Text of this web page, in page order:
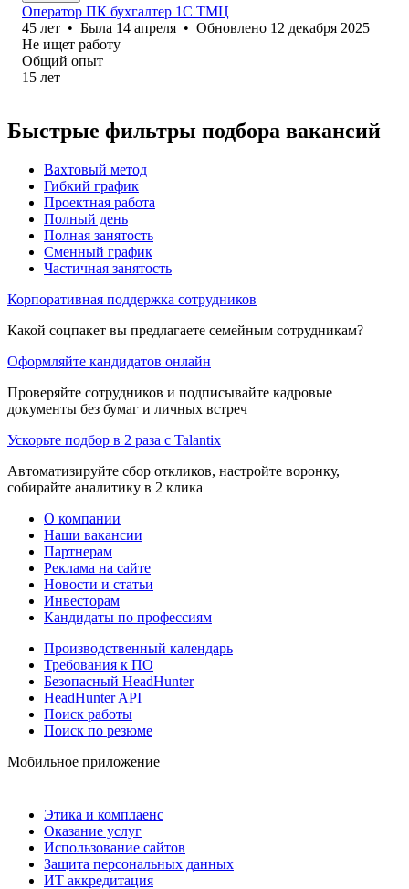
Оператор ПК бухгалтер 1С ТМЦ
45 лет • Была 14 апреля • Обновлено 12 декабря 2025
Не ищет работу
Общий опыт
15 лет
Быстрые фильтры подбора вакансий
Вахтовый метод
Гибкий график
Проектная работа
Полный день
Полная занятость
Сменный график
Частичная занятость
Корпоративная поддержка сотрудников
Какой соцпакет вы предлагаете семейным сотрудникам?
Оформляйте кандидатов онлайн
Проверяйте сотрудников и подписывайте кадровые
документы без бумаг и личных встреч
Ускорьте подбор в 2 раза с Talantix
Автоматизируйте сбор откликов, настройте воронку,
собирайте аналитику в 2 клика
О компании
Наши вакансии
Партнерам
Реклама на сайте
Новости и статьи
Инвесторам
Кандидаты по профессиям
Производственный календарь
Требования к ПО
Безопасный HeadHunter
HeadHunter API
Поиск работы
Поиск по резюме
Мобильное приложение
Этика и комплаенс
Оказание услуг
Использование сайтов
Защита персональных данных
ИТ аккредитация